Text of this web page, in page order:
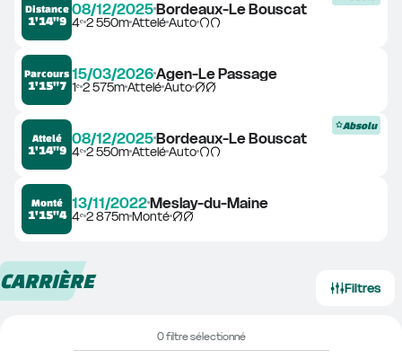
Distance
1'14"9
08/12/2025Bordeaux-Le Bouscat
4ᵉ2 550mAtteléAuto
Parcours
1'15"7
15/03/2026Agen-Le Passage
1ᵉ2 575mAtteléAuto
Attelé
1'14"9
08/12/2025Bordeaux-Le Bouscat
4ᵉ2 550mAtteléAuto
Absolu
Monté
1'15"4
13/11/2022Meslay-du-Maine
4ᵉ2 875mMonté
CARRIÈRE Filtres
0 filtre sélectionné